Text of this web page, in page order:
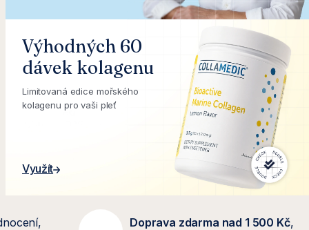
Výhodných 60
dávek kolagenu
Limitovaná edice mořského
kolagenu pro vaši pleť
Využít
Doprava zdarma nad 1 500 Kč,